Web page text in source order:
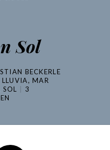
Sol
BECKERLE
LLUVIA,MAR
SOL
3